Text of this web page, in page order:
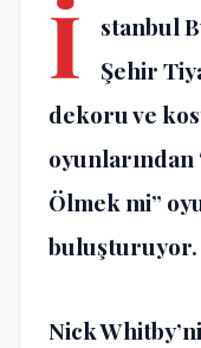
İ
stanbul
Şehir
dekoru ve
oyunlarından
Ölmek mi”
buluşturuyor.
Nick Whitby